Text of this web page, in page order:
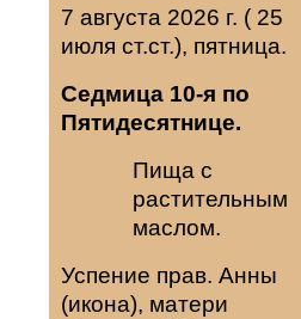
7 августа 2026 г. ( 25
июля ст.ст.), пятница.
Седмица 10-я по
Пятидесятнице.
Пища с
растительным
маслом.
Успение прав. Анны
(икона), матери